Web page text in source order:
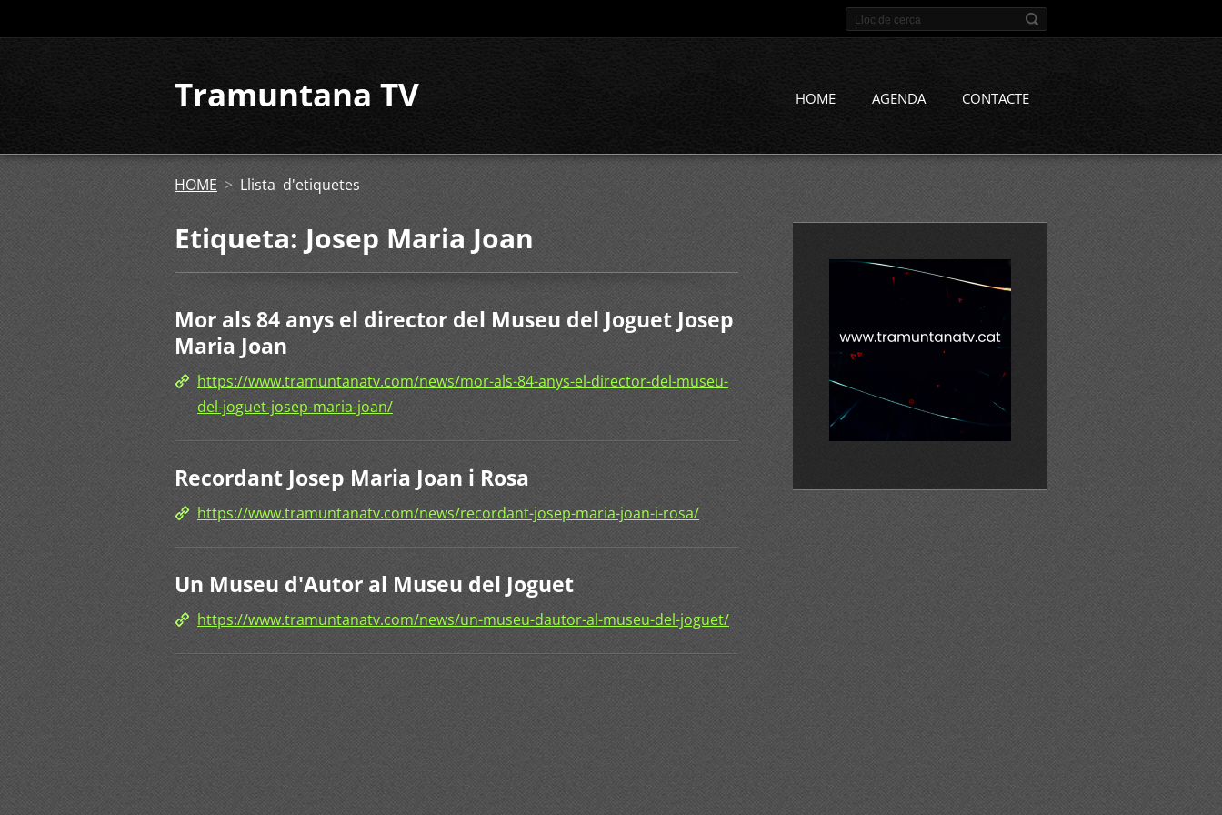
Tramuntana TV HOME AGENDA CONTACTE
HOME > Llista d'etiquetes
Etiqueta: Josep Maria Joan
Mor als 84 anys el director del Museu del Joguet Josep
Maria Joan
https://www.tramuntanatv.com/news/mor-als-84-anys-el-director-del-museu-
del-joguet-josep-maria-joan/
Recordant Josep Maria Joan i Rosa
https://www.tramuntanatv.com/news/recordant-josep-maria-joan-i-rosa/
Un Museu d'Autor al Museu del Joguet
https://www.tramuntanatv.com/news/un-museu-dautor-al-museu-del-joguet/